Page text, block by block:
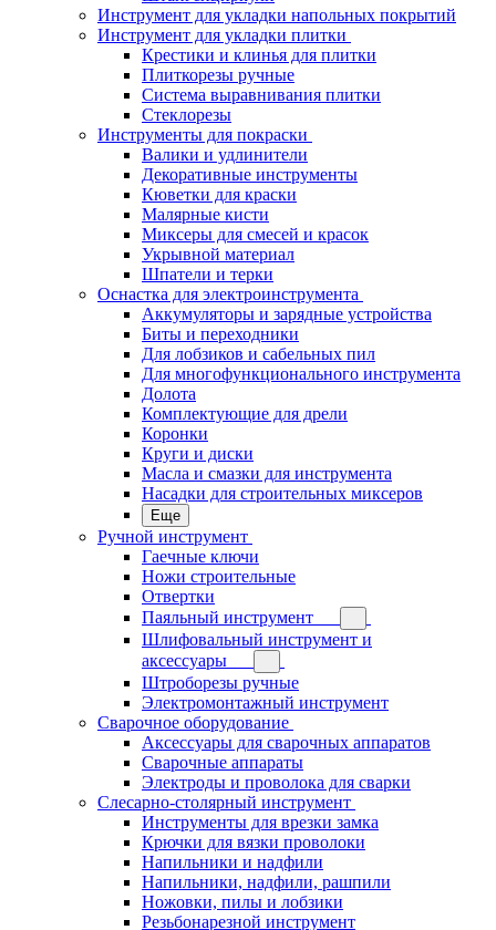
Инструмент для укладки напольных покрытий
Инструмент для укладки плитки
Крестики и клинья для плитки
Плиткорезы ручные
Система выравнивания плитки
Стеклорезы
Инструменты для покраски
Валики и удлинители
Декоративные инструменты
Кюветки для краски
Малярные кисти
Миксеры для смесей и красок
Укрывной материал
Шпатели и терки
Оснастка для электроинструмента
Аккумуляторы и зарядные устройства
Биты и переходники
Для лобзиков и сабельных пил
Для многофункционального инструмента
Долота
Комплектующие для дрели
Коронки
Круги и диски
Масла и смазки для инструмента
Насадки для строительных миксеров
Еще
Ручной инструмент
Гаечные ключи
Ножи строительные
Отвертки
Паяльный инструмент
Шлифовальный инструмент и
аксессуары
Штроборезы ручные
Электромонтажный инструмент
Сварочное оборудование
Аксессуары для сварочных аппаратов
Сварочные аппараты
Электроды и проволока для сварки
Слесарно-столярный инструмент
Инструменты для врезки замка
Крючки для вязки проволоки
Напильники и надфили
Напильники, надфили, рашпили
Ножовки, пилы и лобзики
Резьбонарезной инструмент